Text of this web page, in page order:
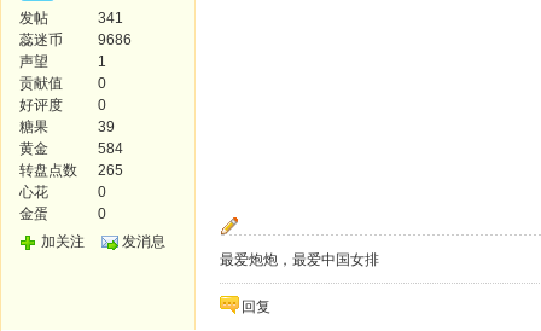
发帖
341
蕊迷币
9686
声望
1
贡献值
0
好评度
0
糖果
39
黄金
584
转盘点数
265
心花
0
金蛋
0
加关注
发消息
最爱炮炮，最爱中国女排
回复